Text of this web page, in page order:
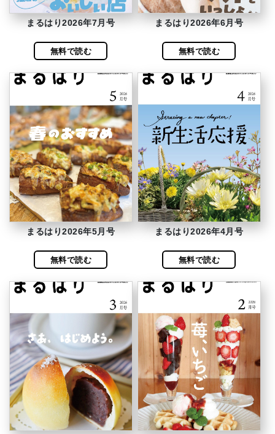
まるはり2026年7月号
無料で読む
まるはり2026年6月号
無料で読む
まるはり2026年5月号
無料で読む
まるはり2026年4月号
無料で読む